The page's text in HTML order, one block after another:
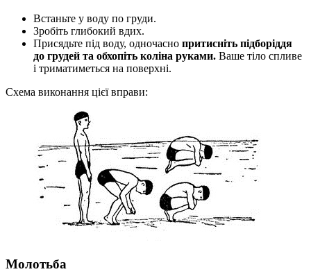
Встаньте у воду по груди.
Зробіть глибокий вдих.
Присядьте під воду, одночасно притисніть підборіддя
до грудей та обхопіть коліна руками. Ваше тіло спливе
і триматиметься на поверхні.
Схема виконання цієї вправи:
Молотьба